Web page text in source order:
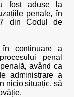
fost aduse la
penale, în
din Codul de
în continuare a
penal
având ca
administrare a
nicio situație, să